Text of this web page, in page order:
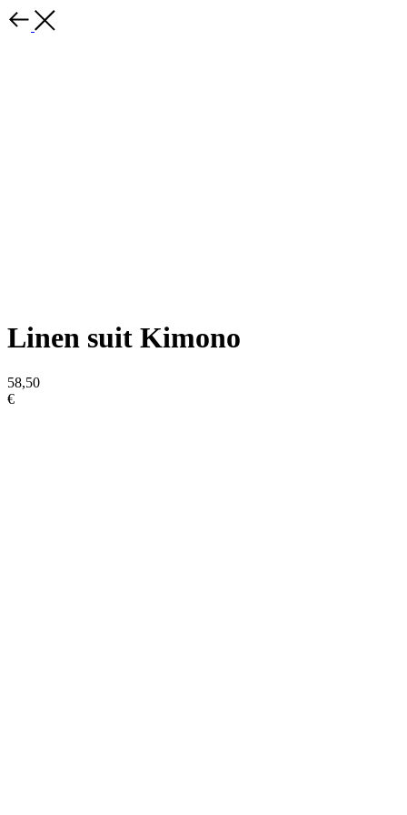
Linen suit Kimono
58,50
€